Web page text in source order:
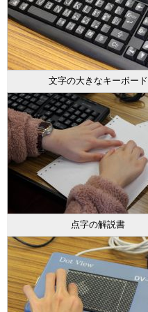
文字の大きなキーボード
点字の解説書